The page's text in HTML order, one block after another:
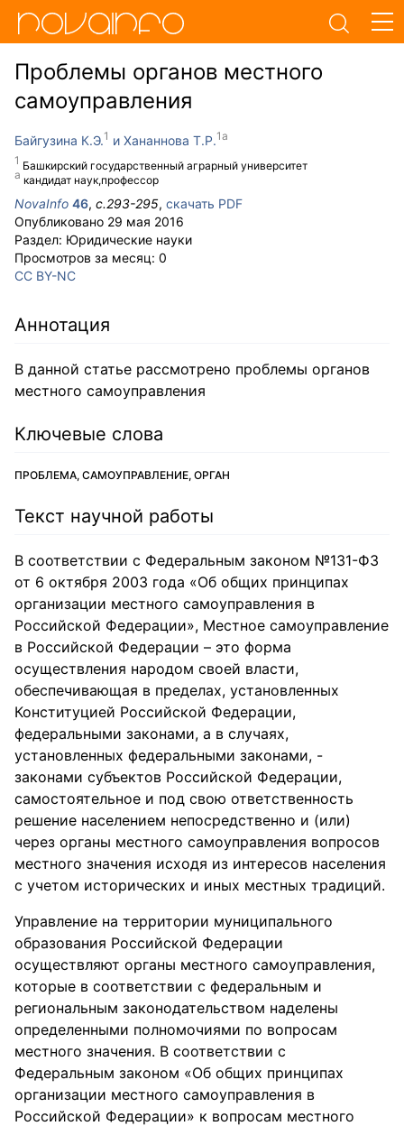
Проблемы органов местного
самоуправления
Байгузина К.Э.
Башкирский государственный аграрный университет
Хананнова Т.Р.
кандидат наук,профессор
NovaInfo 46, с.293-295, скачать PDF
Опубликовано 29 мая 2016
Раздел: Юридические науки
Просмотров за месяц: 0
CC BY-NC
Аннотация
В данной статье рассмотрено проблемы органов
местного самоуправления
Ключевые слова
ПРОБЛЕМА, САМОУПРАВЛЕНИЕ, ОРГАН
Текст научной работы
В соответствии с Федеральным законом №131-ФЗ
от 6 октября 2003 года «Об общих принципах
организации местного самоуправления в
Российской Федерации», Местное самоуправление
в Российской Федерации – это форма
осуществления народом своей власти,
обеспечивающая в пределах, установленных
Конституцией Российской Федерации,
федеральными законами, а в случаях,
установленных федеральными законами, -
законами субъектов Российской Федерации,
самостоятельное и под свою ответственность
решение населением непосредственно и (или)
через органы местного самоуправления вопросов
местного значения исходя из интересов населения
с учетом исторических и иных местных традиций.
Управление на территории муниципального
образования Российской Федерации
осуществляют органы местного самоуправления,
которые в соответствии с федеральным и
региональным законодательством наделены
определенными полномочиями по вопросам
местного значения. В соответствии с
Федеральным законом «Об общих принципах
организации местного самоуправления в
Российской Федерации» к вопросам местного